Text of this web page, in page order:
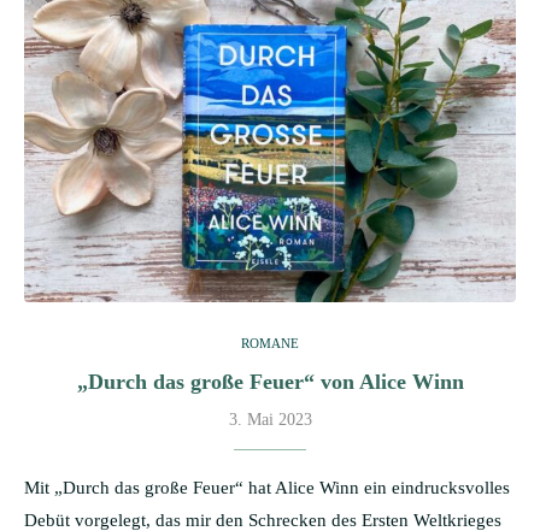
ROMANE
„Durch das große Feuer“ von Alice Winn
3. Mai 2023
Mit „Durch das große Feuer“ hat Alice Winn ein eindrucksvolles
Debüt vorgelegt, das mir den Schrecken des Ersten Weltkrieges